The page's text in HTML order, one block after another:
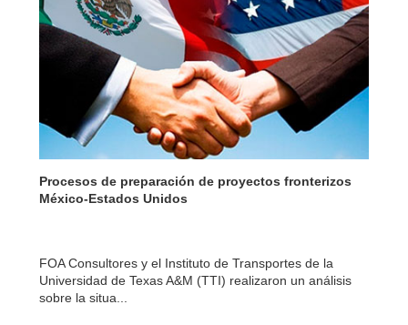
Procesos de preparación de proyectos fronterizos
México-Estados Unidos
FOA Consultores y el Instituto de Transportes de la
Universidad de Texas A&M (TTI) realizaron un análisis
sobre la situa...